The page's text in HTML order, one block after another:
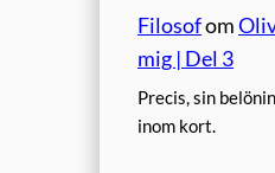
Filosofom
mig | Del 3
Precis, sin
inom kort.